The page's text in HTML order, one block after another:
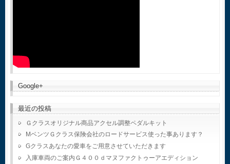
Google+
最近の投稿
Ｇクラスオリジナル商品アクセル調整ペダルキット
MベンツＧクラス保険会社のロードサービス使った事あります？
Gクラスあなたの愛車をご用意させていただきます
入庫車両のご案内Ｇ４００ｄマヌファクトゥーアエディション